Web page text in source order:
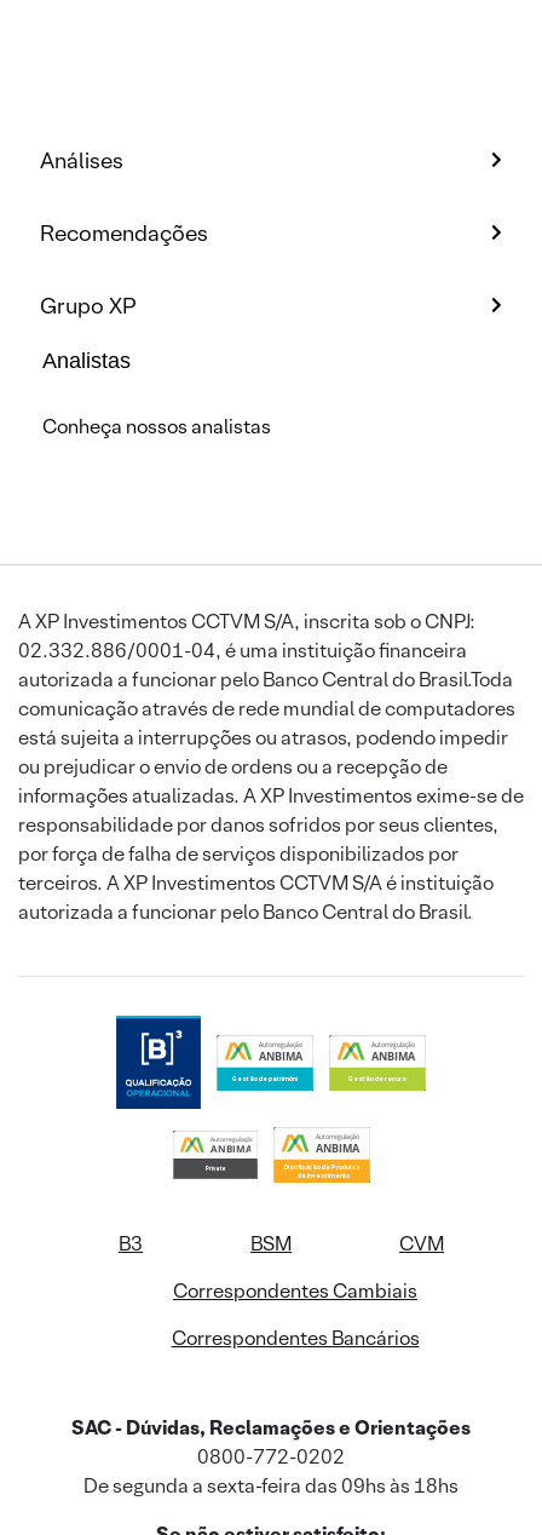
Análises
Recomendações
Grupo XP
Analistas
Conheça nossos analistas
A XP Investimentos CCTVM S/A, inscrita sob o CNPJ:
02.332.886/0001-04, é uma instituição financeira
autorizada a funcionar pelo Banco Central do Brasil.Toda
comunicação através de rede mundial de computadores
está sujeita a interrupções ou atrasos, podendo impedir
ou prejudicar o envio de ordens ou a recepção de
informações atualizadas. A XP Investimentos exime-se de
responsabilidade por danos sofridos por seus clientes,
por força de falha de serviços disponibilizados por
terceiros. A XP Investimentos CCTVM S/A é instituição
autorizada a funcionar pelo Banco Central do Brasil.
B3 BSM
CVM
Correspondentes Cambiais
Correspondentes Bancários
SAC - Dúvidas, Reclamações e Orientações
0800-772-0202
De segunda a sexta-feira das 09hs às 18hs